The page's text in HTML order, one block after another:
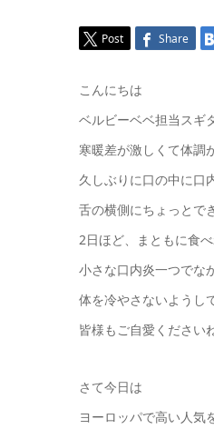
Post Share
こんにちは
ベルビーベベ担当スギ
寒暖差が激しくて体調
久しぶりに口の中に口
舌の横側にちょっとで
2日ほど、まともに食べ
小さな口内炎一つでな
体を冷やさないようし
皆様もご自愛くださいね
さて今日は
ヨーロッパで高い人気